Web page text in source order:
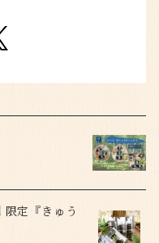
定『きゅう